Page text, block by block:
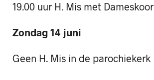
19.00 uur H. Mis met Dameskoor
Zondag 14 juni
Geen H. Mis in de parochiekerk